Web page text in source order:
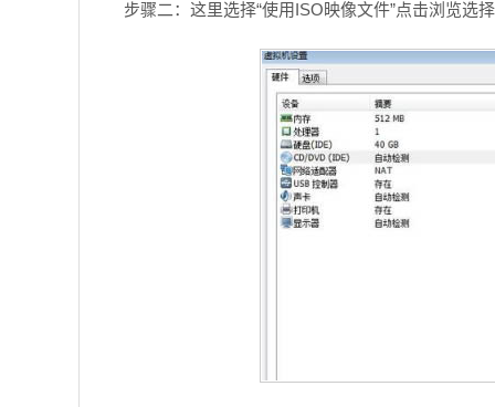
步骤二：这里选择“使用ISO映像文件”点击浏览选